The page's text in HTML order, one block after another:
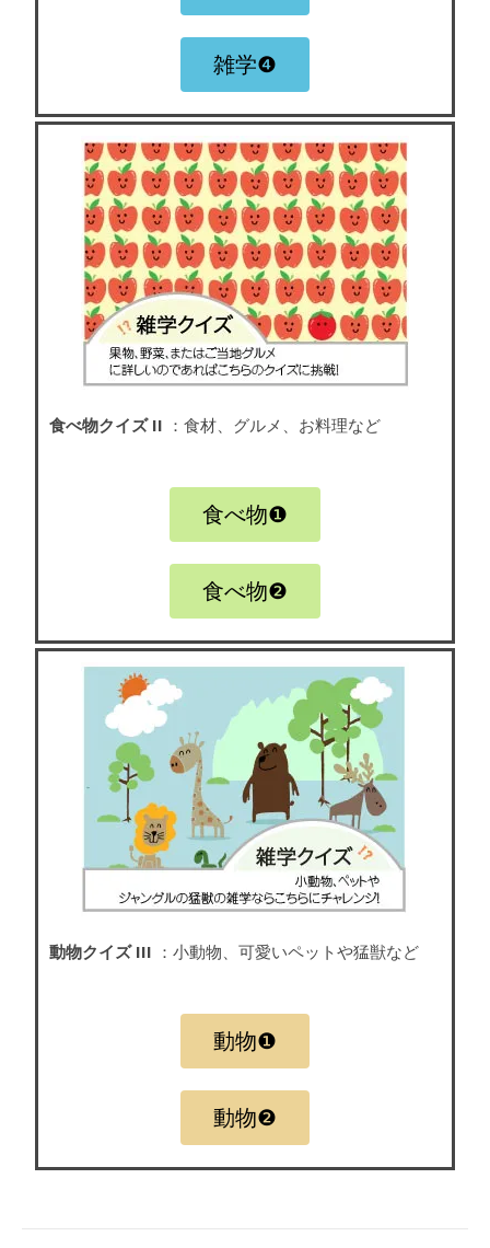
雑学❹
食べ物クイズ II ：食材、グルメ、お料理など
食べ物❶
食べ物❷
動物クイズ III ：小動物、可愛いペットや猛獣など
動物❶
動物❷